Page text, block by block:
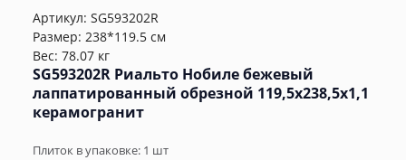
Артикул: SG593202R
Размер: 238*119.5 см
Вес: 78.07 кг
SG593202R Риальто Нобиле бежевый
лаппатированный обрезной 119,5x238,5x1,1
керамогранит
Плиток в упаковке: 1 шт